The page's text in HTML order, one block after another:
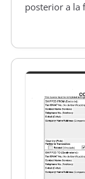
posterior a la
ser sólo los
no los del